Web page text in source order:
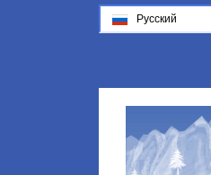
Русский